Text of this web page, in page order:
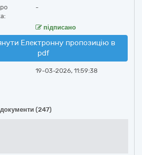
-
підписано
Електронну пропозицію в
pdf
19-03-2026, 11:59:38
(247)